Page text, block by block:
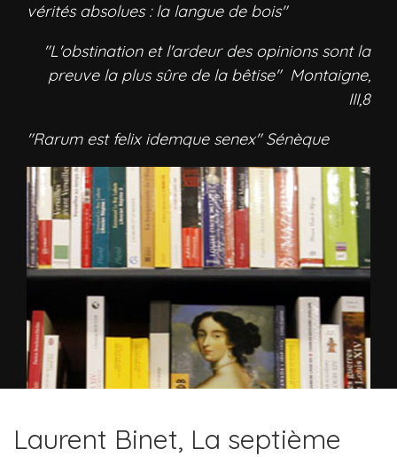
vérités absolues : la langue de bois"
"L'obstination et l'ardeur des opinions sont la
preuve la plus sûre de la bêtise" Montaigne,
III,8
"Rarum est felix idemque senex" Sénèque
Laurent Binet, La septième